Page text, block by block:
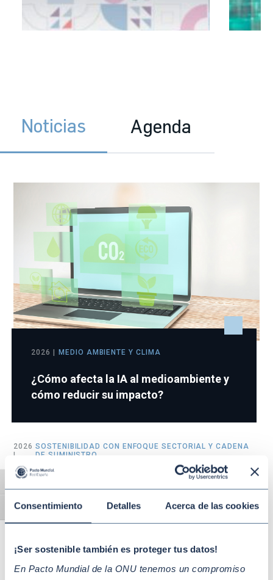
Consentimiento Detalles Acerca de las cookies
¡Ser sostenible también es proteger tus datos!
En Pacto Mundial de la ONU tenemos un compromiso
Alternar tamaño de letra
Noticias
2026 | MEDIO AMBIENTE Y CLIMA
¿Cómo afecta la IA al medioambiente y
cómo reducir su impacto?
2026
|
SOSTENIBILIDAD CON ENFOQUE SECTORIAL Y CADENA
DE SUMINISTRO
¿Qué es la diligencia debida en sostenibilidad
empresarial y cómo aplicarla?
Hoy en día, la diligencia …
2026 | GESTIÓN EMPRESARIAL SOSTENIBLE
Resiliencia empresarial y geopolítica: cómo
Agenda